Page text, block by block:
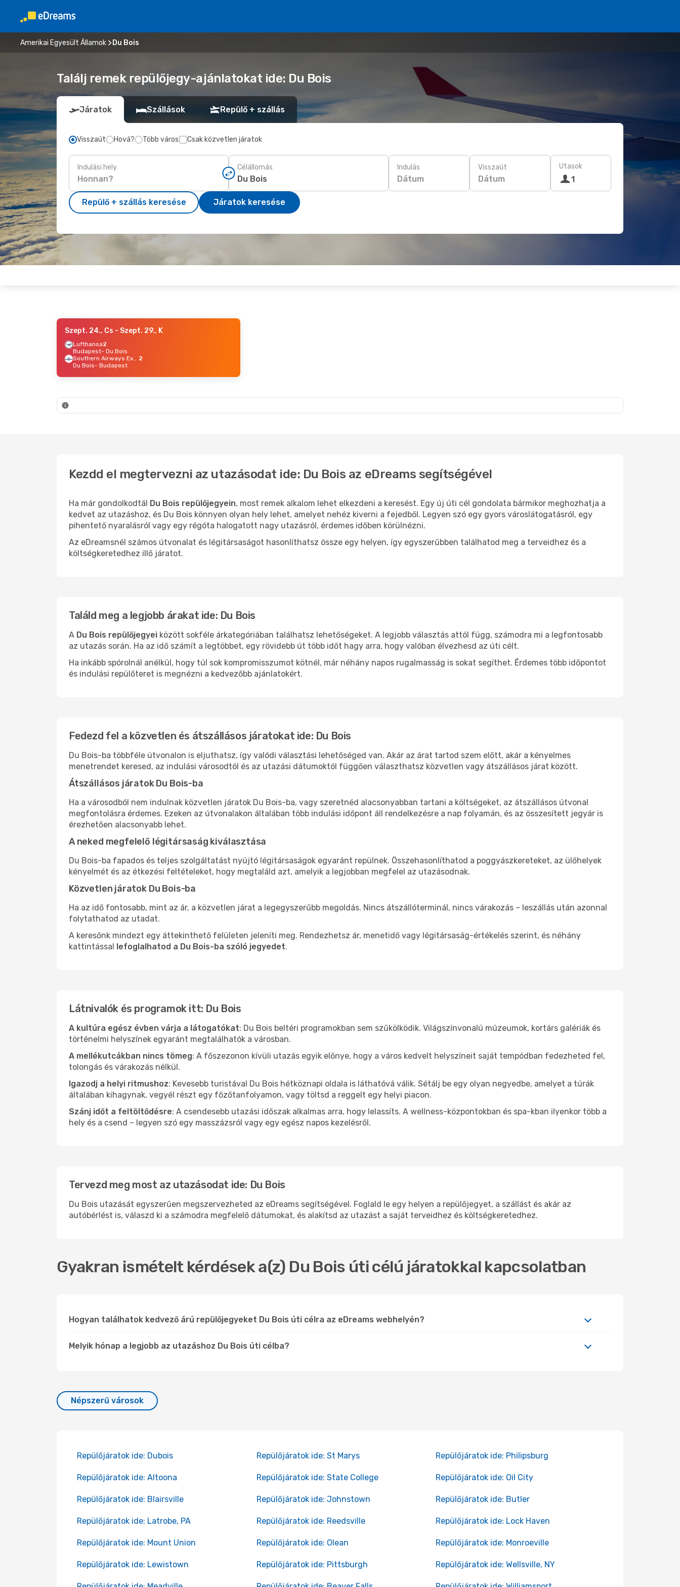
Amerikai Egyesült Államok Du Bois
Találj remek repülőjegy-ajánlatokat ide: Du Bois
Járatok Szállások Repülő + szállás
Visszaút Hová? Több város Csak közvetlen járatok
Indulási hely Célállomás Indulás
Dátum
Visszaút
Dátum
Utasok
1
Repülő + szállás keresése Járatok keresése
Szept. 24., Cs - Szept. 29., K
Lufthansa2
Budapest- Du Bois
Southern Airways Express 2
Du Bois- Budapest
Kezdd el megtervezni az utazásodat ide: Du Bois az eDreams segítségével
Ha már gondolkodtál Du Bois repülőjegyein, most remek alkalom lehet elkezdeni a keresést. Egy új úti cél gondolata bármikor meghozhatja a
kedvet az utazáshoz, és Du Bois könnyen olyan hely lehet, amelyet nehéz kiverni a fejedből. Legyen szó egy gyors városlátogatásról, egy
pihentető nyaralásról vagy egy régóta halogatott nagy utazásról, érdemes időben körülnézni.
Az eDreamsnél számos útvonalat és légitársaságot hasonlíthatsz össze egy helyen, így egyszerűbben találhatod meg a terveidhez és a
költségkeretedhez illő járatot.
Találd meg a legjobb árakat ide: Du Bois
A Du Bois repülőjegyei között sokféle árkategóriában találhatsz lehetőségeket. A legjobb választás attól függ, számodra mi a legfontosabb
az utazás során. Ha az idő számít a legtöbbet, egy rövidebb út több időt hagy arra, hogy valóban élvezhesd az úti célt.
Ha inkább spórolnál anélkül, hogy túl sok kompromisszumot kötnél, már néhány napos rugalmasság is sokat segíthet. Érdemes több időpontot
és indulási repülőteret is megnézni a kedvezőbb ajánlatokért.
Fedezd fel a közvetlen és átszállásos járatokat ide: Du Bois
Du Bois-ba többféle útvonalon is eljuthatsz, így valódi választási lehetőséged van. Akár az árat tartod szem előtt, akár a kényelmes
menetrendet keresed, az indulási városodtól és az utazási dátumoktól függően választhatsz közvetlen vagy átszállásos járat között.
Átszállásos járatok Du Bois-ba
Ha a városodból nem indulnak közvetlen járatok Du Bois-ba, vagy szeretnéd alacsonyabban tartani a költségeket, az átszállásos útvonal
megfontolásra érdemes. Ezeken az útvonalakon általában több indulási időpont áll rendelkezésre a nap folyamán, és az összesített jegyár is
érezhetően alacsonyabb lehet.
A neked megfelelő légitársaság kiválasztása
Du Bois-ba fapados és teljes szolgáltatást nyújtó légitársaságok egyaránt repülnek. Összehasonlíthatod a poggyászkereteket, az ülőhelyek
kényelmét és az étkezési feltételeket, hogy megtaláld azt, amelyik a legjobban megfelel az utazásodnak.
Közvetlen járatok Du Bois-ba
Ha az idő fontosabb, mint az ár, a közvetlen járat a legegyszerűbb megoldás. Nincs átszállóterminál, nincs várakozás – leszállás után azonnal
folytathatod az utadat.
A keresőnk mindezt egy áttekinthető felületen jeleníti meg. Rendezhetsz ár, menetidő vagy légitársaság-értékelés szerint, és néhány
kattintással lefoglalhatod a Du Bois-ba szóló jegyedet.
Látnivalók és programok itt: Du Bois
A kultúra egész évben várja a látogatókat: Du Bois beltéri programokban sem szűkölködik. Világszínvonalú múzeumok, kortárs galériák és
történelmi helyszínek egyaránt megtalálhatók a városban.
A mellékutcákban nincs tömeg: A főszezonon kívüli utazás egyik előnye, hogy a város kedvelt helyszíneit saját tempódban fedezheted fel,
tolongás és várakozás nélkül.
Igazodj a helyi ritmushoz: Kevesebb turistával Du Bois hétköznapi oldala is láthatóvá válik. Sétálj be egy olyan negyedbe, amelyet a túrák
általában kihagynak, vegyél részt egy főzőtanfolyamon, vagy töltsd a reggelt egy helyi piacon.
Szánj időt a feltöltődésre: A csendesebb utazási időszak alkalmas arra, hogy lelassíts. A wellness-központokban és spa-kban ilyenkor több a
hely és a csend – legyen szó egy masszázsról vagy egy egész napos kezelésről.
Tervezd meg most az utazásodat ide: Du Bois
Du Bois utazását egyszerűen megszervezheted az eDreams segítségével. Foglald le egy helyen a repülőjegyet, a szállást és akár az
autóbérlést is, válaszd ki a számodra megfelelő dátumokat, és alakítsd az utazást a saját terveidhez és költségkeretedhez.
Gyakran ismételt kérdések a(z) Du Bois úti célú járatokkal kapcsolatban
Hogyan találhatok kedvező árú repülőjegyeket Du Bois úti célra az eDreams webhelyén?
Melyik hónap a legjobb az utazáshoz Du Bois úti célba?
Népszerű városok
Repülőjáratok ide: Dubois Repülőjáratok ide: St Marys Repülőjáratok ide: Philipsburg
Repülőjáratok ide: Altoona Repülőjáratok ide: State College Repülőjáratok ide: Oil City
Repülőjáratok ide: Blairsville Repülőjáratok ide: Johnstown Repülőjáratok ide: Butler
Repülőjáratok ide: Latrobe, PA Repülőjáratok ide: Reedsville Repülőjáratok ide: Lock Haven
Repülőjáratok ide: Mount Union Repülőjáratok ide: Olean Repülőjáratok ide: Monroeville
Repülőjáratok ide: Lewistown Repülőjáratok ide: Pittsburgh Repülőjáratok ide: Wellsville, NY